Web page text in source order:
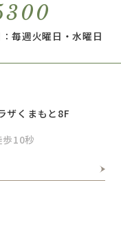
毎週火曜日・水曜日
ザくまもと8F
10秒